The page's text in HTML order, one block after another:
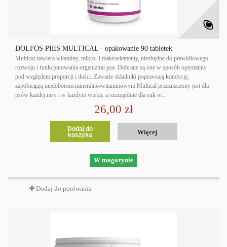
DOLFOS PIES MULTICAL - opakowanie 90 tabletek
Multical zawiera witaminy, mikro- i makroelementy, niezbędne do prawidłowego
rozwoju i funkcjonowania organizmu psa. Dobrane są one w sposób optymalny
pod względem proporcji i ilości. Zawarte składniki poprawiają kondycję,
zapobiegają niedoborom mineralno-witaminowym.Multical przeznaczony jest dla
psów każdej rasy i w każdym wieku, a szczególnie dla suk w...
26,00 zł
Dodaj do
koszyka
Więcej
W magazynie
Dodaj do porówania